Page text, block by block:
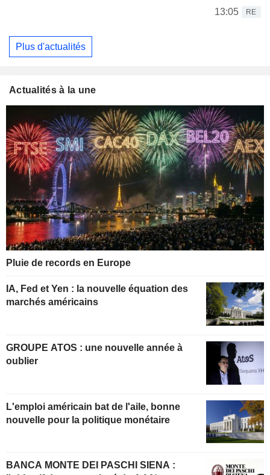
13:05
RE
Plus d'actualités
Actualités à la une
Pluie de records en Europe
IA, Fed et Yen : la nouvelle équation des
marchés américains
GROUPE ATOS : une nouvelle année à
oublier
L'emploi américain bat de l'aile, bonne
nouvelle pour la politique monétaire
BANCA MONTE DEI PASCHI SIENA :